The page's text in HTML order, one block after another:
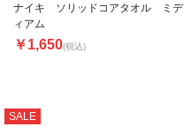
ナイキ ソリッドコアタオル ミデ
ィアム
￥1,650(税込)
SALE